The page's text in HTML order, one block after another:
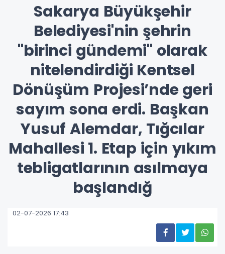
Sakarya Büyükşehir
Belediyesi'nin şehrin
"birinci gündemi" olarak
nitelendirdiği Kentsel
Dönüşüm Projesi’nde geri
sayım sona erdi. Başkan
Yusuf Alemdar, Tığcılar
Mahallesi 1. Etap için yıkım
tebligatlarının asılmaya
başlandığ
02-07-2026 17:43